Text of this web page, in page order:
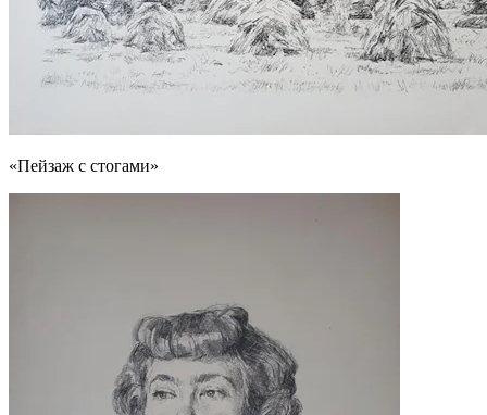
«Пейзаж с стогами»